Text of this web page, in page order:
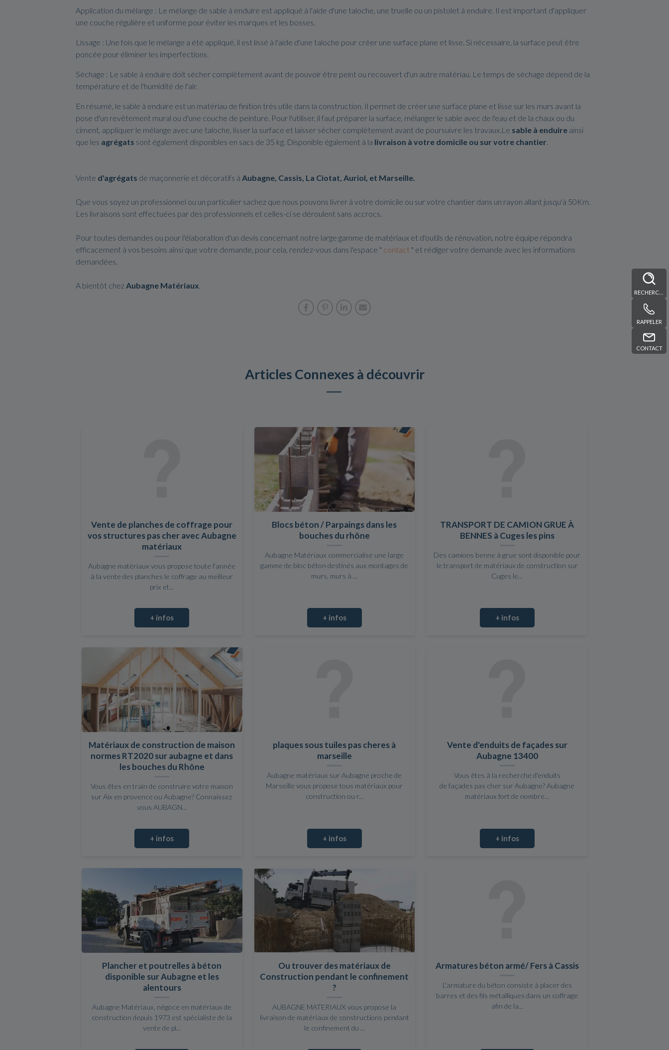
RAPPELER
CONTACT
Application du mélange : Le mélange de sable à enduire est appliqué à l'aide d'une taloche, une truelle ou un pistolet à enduire. Il est important d'appliquer
une couche régulière et uniforme pour éviter les marques et les bosses.
Lissage : Une fois que le mélange a été appliqué, il est lissé à l'aide d'une taloche pour créer une surface plane et lisse. Si nécessaire, la surface peut être
poncée pour éliminer les imperfections.
Séchage : Le sable à enduire doit sécher complètement avant de pouvoir être peint ou recouvert d'un autre matériau. Le temps de séchage dépend de la
température et de l'humidité de l'air.
En résumé, le sable à enduire est un matériau de finition très utile dans la construction. Il permet de créer une surface plane et lisse sur les murs avant la
pose d'un revêtement mural ou d'une couche de peinture. Pour l'utiliser, il faut préparer la surface, mélanger le sable avec de l'eau et de la chaux ou du
ciment, appliquer le mélange avec une taloche, lisser la surface et laisser sécher complètement avant de poursuivre les travaux.Le sable à enduire ainsi
que les agrégats sont également disponibles en sacs de 35 kg. Disponible également à la livraison à votre domicile ou sur votre chantier.
Vente d'agrégats de maçonnerie et décoratifs à Aubagne, Cassis, La Ciotat, Auriol, et Marseille.
Que vous soyez un professionnel ou un particulier sachez que nous pouvons livrer à votre domicile ou sur votre chantier dans un rayon allant jusqu'à 50Km.
Les livraisons sont effectuées par des professionnels et celles-ci se déroulent sans accrocs.
Pour toutes demandes ou pour l'élaboration d'un devis concernant notre large gamme de matériaux et d'outils de rénovation, notre équipe répondra
efficacement à vos besoins ainsi que votre demande, pour cela, rendez-vous dans l'espace " contact " et rédiger votre demande avec les informations
demandées.
A bientôt chezAubagne Matériaux.
Articles Connexes à découvrir
Vente de planches de coffrage pour
vos structures pas cher avec Aubagne
matériaux
Aubagne matériaux vous propose toute l'année
à la vente des planches le coffrage au meilleur
prix et...
+ infos
Blocs béton / Parpaings dans les
bouches du rhône
Aubagne Matériaux commercialise une large
gamme de bloc béton destinés aux montages de
murs, murs à ...
+ infos
TRANSPORT DE CAMION GRUE À
BENNES à Cuges les pins
Des camions benne à grue sont disponible pour
le transport de matériaux de construction sur
Cuges le...
+ infos
Matériaux de construction de maison
normes RT2020 sur aubagne et dans
les bouches du Rhône
Vous êtes en train de construire votre maison
sur Aix en provence ou Aubagne? Connaissez
vous AUBAGN...
+ infos
plaques sous tuiles pas cheres à
marseille
Aubagne matériaux sur Aubagne proche de
Marseille vous propose tous matériaux pour
construction ou r...
+ infos
Vente d'enduits de façades sur
Aubagne 13400
Vous êtes à la recherche d'enduits
de façades pas cher sur Aubagne? Aubagne
matériaux fort de nombre...
+ infos
Plancher et poutrelles à béton
disponible sur Aubagne et les
alentours
Aubagne Matériaux, négoce en matériaux de
construction depuis 1973 est spécialiste de la
vente de pl...
Ou trouver des matériaux de
Construction pendant le confinement
?
AUBAGNE MATERIAUX vous propose la
livraison de matériaux de constructions pendant
le confinement du ...
Armatures béton armé/ Fers à Cassis
L'armature du béton consiste à placer des
barres et des fils métalliques dans un coffrage
afin de la...